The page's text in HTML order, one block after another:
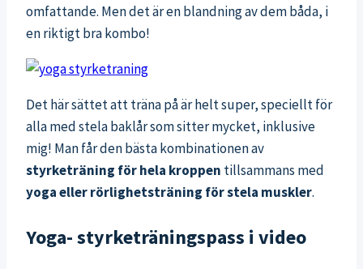
omfattande. Men det är en blandning av dem båda, i
en riktigt bra kombo!
Det här sättet att träna på är helt super, speciellt för
alla med stela baklår som sitter mycket, inklusive
mig! Man får den bästa kombinationen av
styrketräning för hela kroppen tillsammans med
yoga eller rörlighetsträning för stela muskler.
Yoga- styrketräningspass i video